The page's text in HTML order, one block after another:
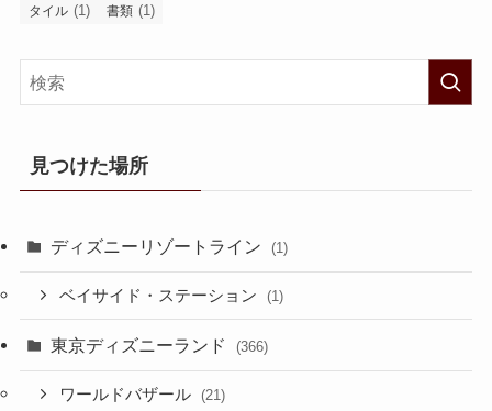
タイル (1) 書類 (1)
見つけた場所
ディズニーリゾートライン (1)
ベイサイド・ステーション (1)
東京ディズニーランド (366)
ワールドバザール (21)